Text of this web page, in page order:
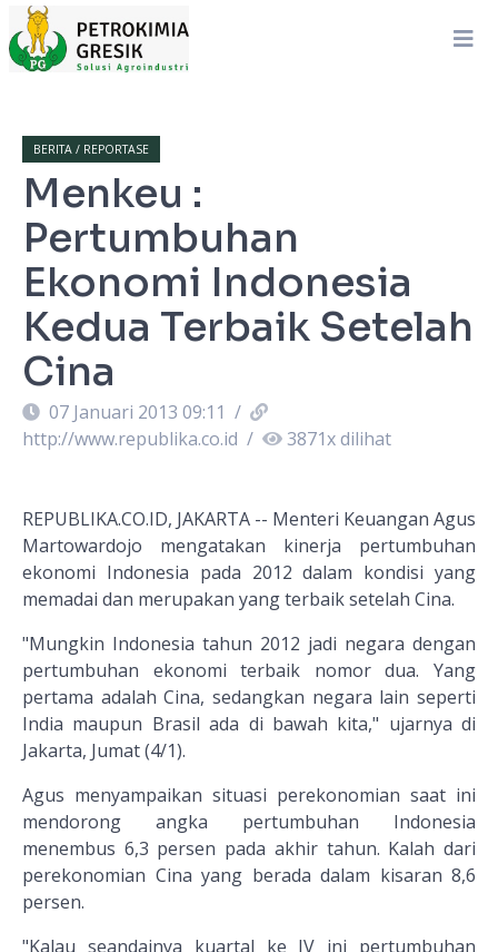
BERITA / REPORTASE
Menkeu :
Pertumbuhan
Ekonomi Indonesia
Kedua Terbaik Setelah
Cina
07 Januari 2013 09:11 /
http://www.republika.co.id / 3871x dilihat
REPUBLIKA.CO.ID, JAKARTA -- Menteri Keuangan Agus
Martowardojo mengatakan kinerja pertumbuhan
ekonomi Indonesia pada 2012 dalam kondisi yang
memadai dan merupakan yang terbaik setelah Cina.
"Mungkin Indonesia tahun 2012 jadi negara dengan
pertumbuhan ekonomi terbaik nomor dua. Yang
pertama adalah Cina, sedangkan negara lain seperti
India maupun Brasil ada di bawah kita," ujarnya di
Jakarta, Jumat (4/1).
Agus menyampaikan situasi perekonomian saat ini
mendorong angka pertumbuhan Indonesia
menembus 6,3 persen pada akhir tahun. Kalah dari
perekonomian Cina yang berada dalam kisaran 8,6
persen.
"Kalau seandainya kuartal ke IV ini pertumbuhan